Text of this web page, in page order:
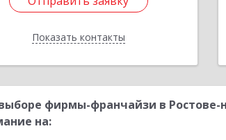
Показать контакты
Назад
фирмы-франчайзи в
на: